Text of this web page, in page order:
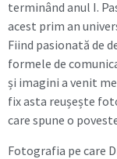
terminând anul I.
acest prim an
Fiind pasionată de
formele de
și imagini a venit
fix asta reușește
care spune o
Fotografia pe care